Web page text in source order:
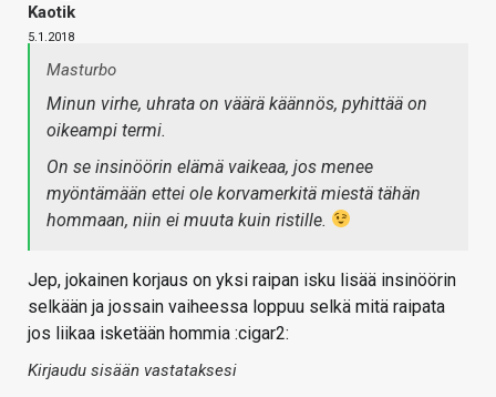
Kaotik
5.1.2018
Masturbo
Minun virhe, uhrata on väärä käännös, pyhittää on
oikeampi termi.
On se insinöörin elämä vaikeaa, jos menee
myöntämään ettei ole korvamerkitä miestä tähän
hommaan, niin ei muuta kuin ristille.
Jep, jokainen korjaus on yksi raipan isku lisää insinöörin
selkään ja jossain vaiheessa loppuu selkä mitä raipata
jos liikaa isketään hommia :cigar2:
Kirjaudu sisään vastataksesi